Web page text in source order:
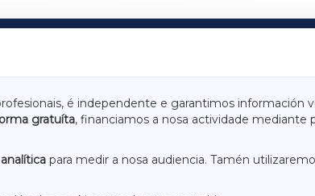
é independente e garantimos información
gratuíta, financiamos a nosa actividade mediante
para medir a nosa audiencia. Tamén
LUGOXA
RIBEIRASACRAXA